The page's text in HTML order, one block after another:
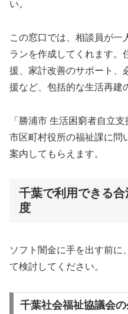
い。
この窓口では、相談員が一
ランを作成してくれます。
援、家計改善のサポート、
援など、包括的な生活再建
「勝浦市 生活困窮者自立
市区町村役所の福祉課に問
案内してもらえます。
千葉で利用できる
度
ソフト闇金に手を出す前に
て検討してください。
千葉社会福祉協議会